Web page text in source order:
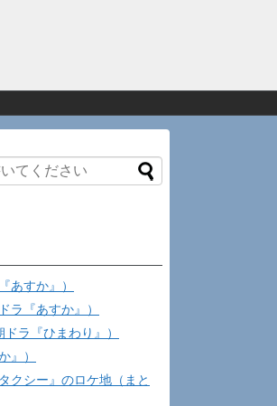
あすか』）
ラ『あすか』）
ラ『ひまわり』）
』）
クシー』のロケ地（まと